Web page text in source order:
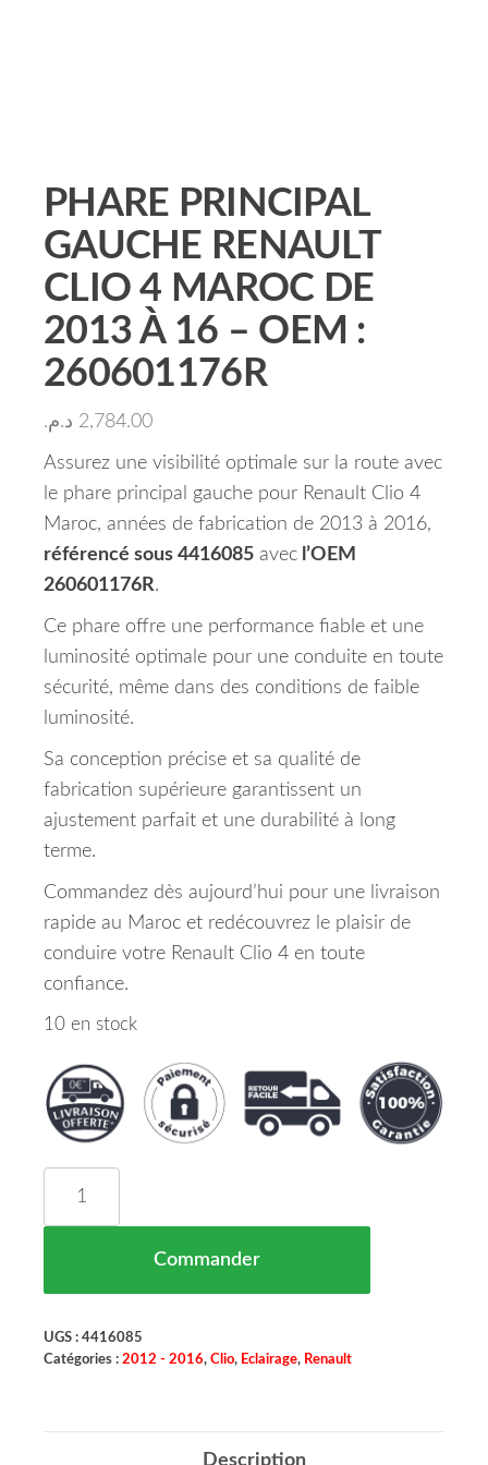
PHARE PRINCIPAL
GAUCHE RENAULT
CLIO 4 MAROC DE
2013 À 16 – OEM :
260601176R
2,784.00 د.م.
Assurez une visibilité optimale sur la route avec
le phare principal gauche pour Renault Clio 4
Maroc, années de fabrication de 2013 à 2016,
référencé sous 4416085 avec l’OEM
260601176R.
Ce phare offre une performance fiable et une
luminosité optimale pour une conduite en toute
sécurité, même dans des conditions de faible
luminosité.
Sa conception précise et sa qualité de
fabrication supérieure garantissent un
ajustement parfait et une durabilité à long
terme.
Commandez dès aujourd’hui pour une livraison
rapide au Maroc et redécouvrez le plaisir de
conduire votre Renault Clio 4 en toute
confiance.
10 en stock
Commander
UGS : 4416085
Catégories : 2012 - 2016, Clio, Eclairage, Renault
Description